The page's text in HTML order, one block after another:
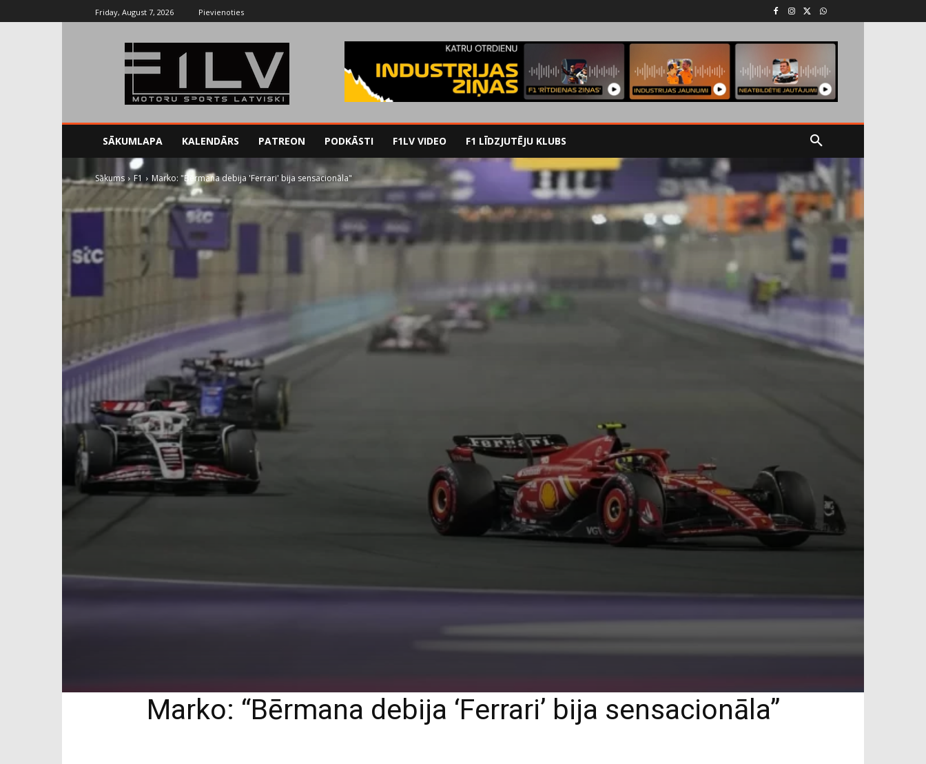
Friday, August 7, 2026 Pievienoties
SĀKUMLAPA KALENDĀRS PATREON PODKĀSTI F1LV VIDEO F1 LĪDZJUTĒJU KLUBS
Sākums F1 Marko: "Bērmana debija 'Ferrari' bija sensacionāla"
Marko: “Bērmana debija ‘Ferrari’ bija sensacionāla”